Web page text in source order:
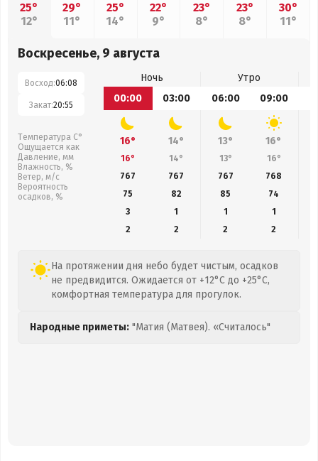
25°
12°
29°
11°
25°
14°
22°
9°
23°
8°
23°
8°
30°
11°
Воскресенье, 9 августа
Восход:06:08
Закат:20:55
Температура С°
Ощущается как
Давление, мм
Влажность, %
Ветер, м/с
Вероятность
осадков, %
Ночь
Утро
00:00
03:00 06:00 09:00
16° 14° 13° 16°
16° 14° 13° 16°
767
767 767 768
75
82 85 74
3
1 1
1
2
2 2 2
На протяжении дня небо будет чистым, осадков
не предвидится. Ожидается от +12°C до +25°C,
комфортная температура для прогулок.
Народные приметы: "Матия (Матвея). «Считалось"